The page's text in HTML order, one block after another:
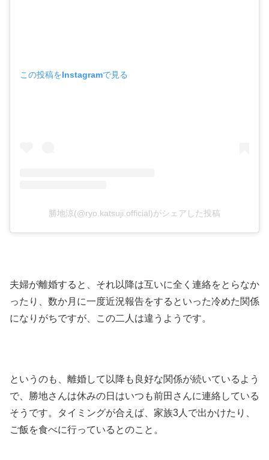
この投稿をInstagramで見る
勝地涼(@ryo.katsuji.official)がシェアした投稿
夫婦が離婚すると、それ以降は互いに全く連絡をとらなか
ったり、数か月に一度近況報告をするといった冷めた関係
になりがちですが、この二人は違うようです。
というのも、離婚して以降も良好な関係が続いているよう
で、勝地さんは休みの日はいつも前田さんに連絡している
そうです。タイミングが合えば、家族3人で出かけたり、
ご飯を食べに行っているとのこと。